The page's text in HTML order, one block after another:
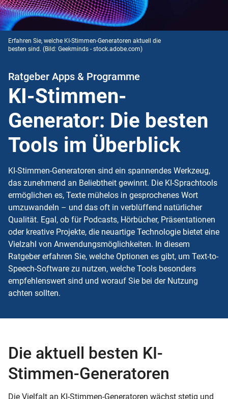
Erfahren Sie, welche KI-Stimmen-Generatoren aktuell die
besten sind. (Bild: Geekminds - stock.adobe.com)
Ratgeber Apps & Programme
KI-Stimmen-
Generator: Die besten
Tools im Überblick
KI-Stimmen-Generatoren sind ein spannendes Werkzeug,
das zunehmend an Beliebtheit gewinnt. Die KI-Sprachtools
ermöglichen es, Texte mühelos in gesprochenes Wort
umzuwandeln – und das oft in verblüffend natürlicher
Qualität. Egal, ob für Podcasts, Hörbücher, Präsentationen
oder kreative Projekte, die neuartige Technologie bietet eine
Vielzahl von Anwendungsmöglichkeiten. In diesem
Ratgeber erfahren Sie, welche Optionen es gibt, um Text-to-
Speech-Software zu nutzen, welche Tools besonders
empfehlenswert sind und worauf Sie bei der Nutzung
achten sollten.
Die aktuell besten KI-
Stimmen-Generatoren
Die Vielfalt an KI-Stimmen-Generatoren wächst stetig und